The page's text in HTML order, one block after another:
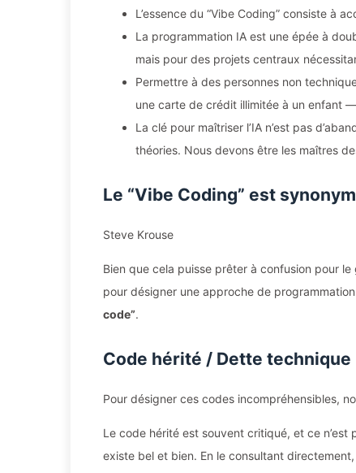
L’essence du “Vibe Coding” consiste à
La programmation IA est une épée à
mais pour des projets centraux
Permettre à des personnes non
une carte de crédit illimitée à un enfant
La clé pour maîtriser l’IA n’est pas
théories. Nous devons être les maîtres
Le “Vibe Coding” est
Steve Krouse
Bien que cela puisse prêter à confusion pour
pour désigner une approche de
code”.
Code hérité / Dette technique
Pour désigner ces codes incompréhensibles,
Le code hérité est souvent critiqué, et ce
existe bel et bien. En le consultant